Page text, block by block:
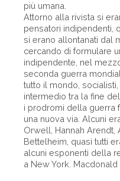
più umana.
Attorno alla rivista si
pensatori indipendenti,
si erano allontanati dal
cercando di formulare
indipendente, nel
seconda guerra
tutto il mondo,
intermedio tra la fine
i prodromi della guerra
una nuova via. Alcuni
Orwell, Hannah Arendt,
Bettelheim, quasi tutti
alcuni esponenti della
a New York.